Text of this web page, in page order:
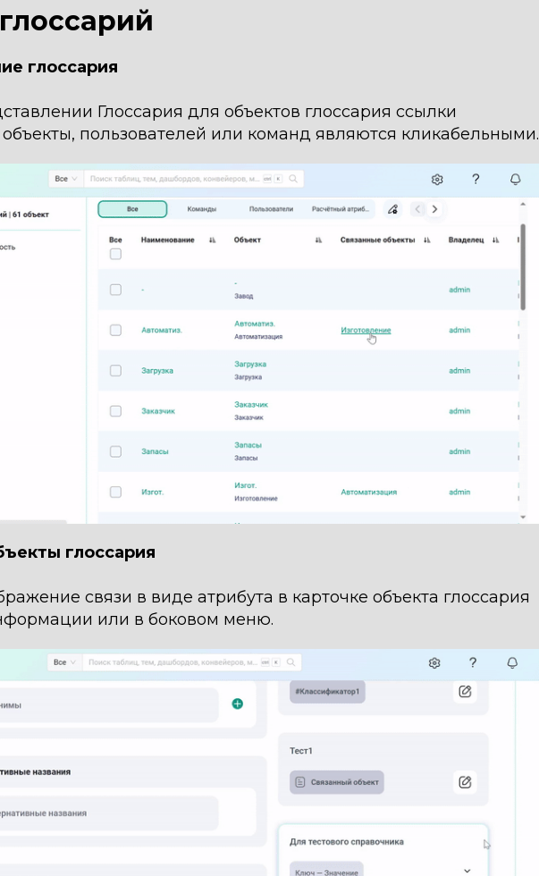
глоссария
Глоссария для объектов глоссария ссылки
пользователей или команд являются кликабельными.
глоссария
связи в виде атрибута в карточке объекта глоссария
или в боковом меню.